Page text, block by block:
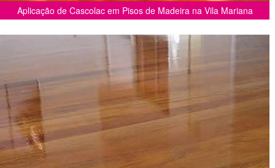
Aplicação de Cascolac em Pisos de Madeira na Vila Mariana